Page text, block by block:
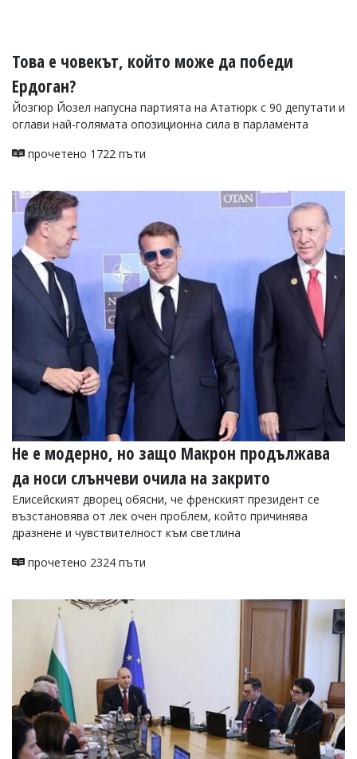
РАЗСЛЕДВАНЕ
БИЗНЕС
ЮГ
Веселин
email:
v.vasilev@flagman.bg
Катя
Касабова,
еmail:
k.kassabova@flagman.bg
Главен
редактор:
office@flagman.bg
Коментарите
под
въвеждат
от
читателите
редакцията
не
носи
отговорност
тях!
коментар,
сигнализирайте
Това е човекът, който може да победи
Ердоган?
Йозгюр Йозел напусна партията на Ататюрк с 90 депутати и
оглави най-голямата опозиционна сила в парламента
прочетено 1722 пъти
Не е модерно, но защо Макрон продължава
да носи слънчеви очила на закрито
Елисейският дворец обясни, че френският президент се
възстановява от лек очен проблем, който причинява
дразнене и чувствителност към светлина
прочетено 2324 пъти